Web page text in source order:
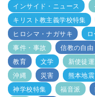
インサイド・ニュース
キリスト教主義学校特集
ヒロシマ・ナガサキ
事件・事故
信教の自由
教育
文学 新使徒
沖縄
災害 熊本地震
神学校特集
福音派